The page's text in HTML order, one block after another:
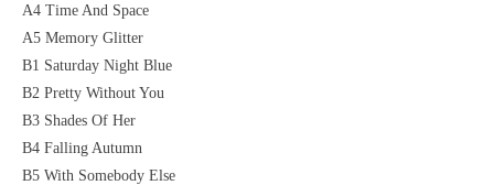
A4 Time And Space
A5 Memory Glitter
B1 Saturday Night Blue
B2 Pretty Without You
B3 Shades Of Her
B4 Falling Autumn
B5 With Somebody Else